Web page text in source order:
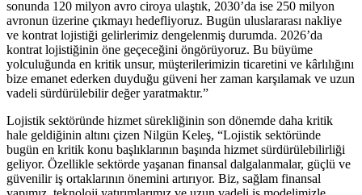
sonunda 120 milyon avro ciroya ulaştık, 2030’da ise 250 milyon
avronun üzerine çıkmayı hedefliyoruz. Bugün uluslararası nakliye
ve kontrat lojistiği gelirlerimiz dengelenmiş durumda. 2026’da
kontrat lojistiğinin öne geçeceğini öngörüyoruz. Bu büyüme
yolculuğunda en kritik unsur, müşterilerimizin ticaretini ve kârlılığını
bize emanet ederken duyduğu güveni her zaman karşılamak ve uzun
vadeli sürdürülebilir değer yaratmaktır.”
Lojistik sektöründe hizmet sürekliğinin son dönemde daha kritik
hale geldiğinin altını çizen Nilgün Keleş, “Lojistik sektöründe
bugün en kritik konu başlıklarının başında hizmet sürdürülebilirliği
geliyor. Özellikle sektörde yaşanan finansal dalgalanmalar, güçlü ve
güvenilir iş ortaklarının önemini artırıyor. Biz, sağlam finansal